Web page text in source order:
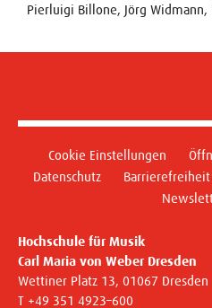
Pierluigi Billone, Jörg Widmann,
Cookie Einstellungen
Datenschutz
Barrierefreiheit
Hochschule für Musik
Carl Maria von Weber Dresden
Wettiner Platz 13, 01067 Dresden
T +49 351 4923–600